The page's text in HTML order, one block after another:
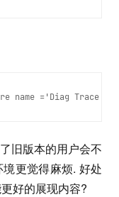
name ='Diag Trace';
旧版本的用户会不
更觉得麻烦. 好处
好的展现内容?